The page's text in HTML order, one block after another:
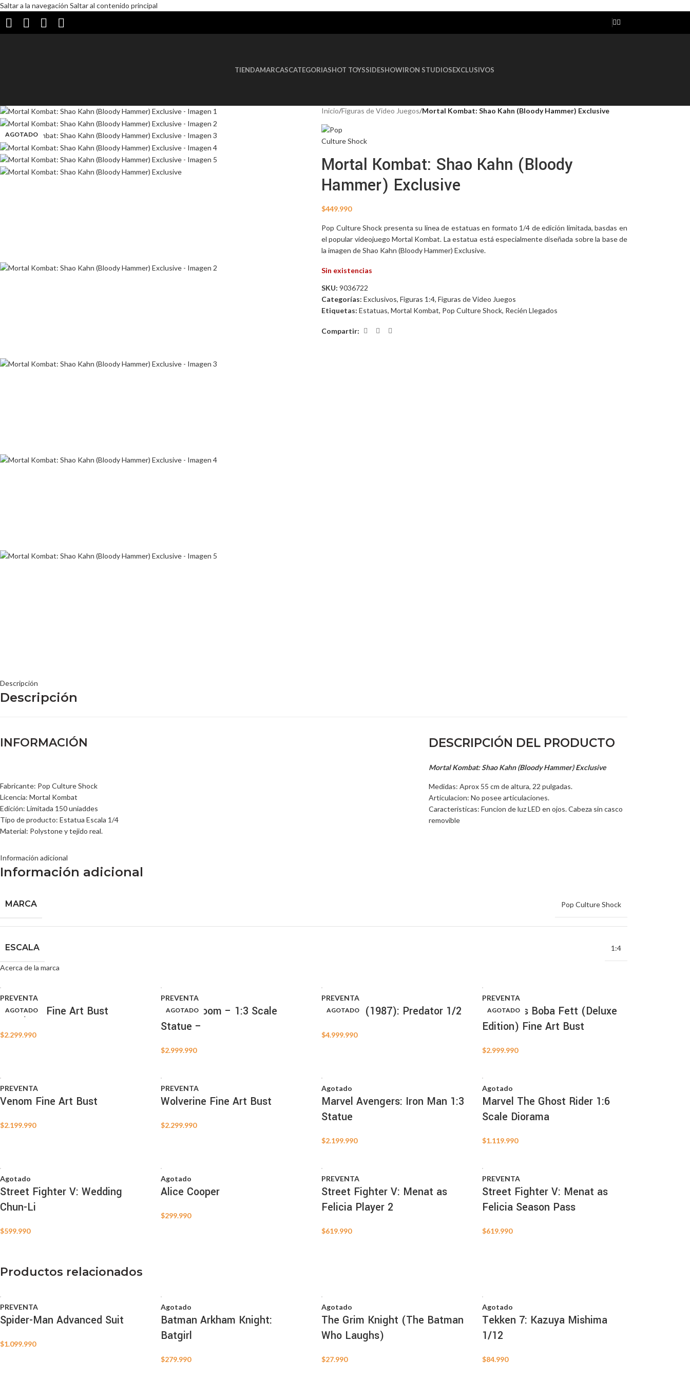
Saltar a la navegación Saltar al contenido principal
TIENDAMARCASCATEGORIASHOT TOYSSIDESHOWIRON STUDIOSEXCLUSIVOS
AGOTADO
Inicio/Figuras de Video Juegos/Mortal Kombat: Shao Kahn (Bloody Hammer) Exclusive
Mortal Kombat: Shao Kahn (Bloody
Hammer) Exclusive
$449.990
Pop Culture Shock presenta su linea de estatuas en formato 1/4 de edición limitada, basdas en
el popular videojuego Mortal Kombat. La estatua está especialmente diseñada sobre la base de
la imagen de Shao Kahn (Bloody Hammer) Exclusive.
Sin existencias
SKU: 9036722
Categorías: Exclusivos, Figuras 1:4, Figuras de Video Juegos
Etiquetas: Estatuas, Mortal Kombat, Pop Culture Shock, Recién Llegados
Compartir:
Descripción
Descripción
INFORMACIÓN
Fabricante: Pop Culture Shock
Licencia: Mortal Kombat
Edición: Limitada 150 uniaddes
Tipo de producto: Estatua Escala 1/4
Material: Polystone y tejido real.
DESCRIPCIÓN DEL PRODUCTO
Mortal Kombat: Shao Kahn (Bloody Hammer) Exclusive
Medidas: Aprox 55 cm de altura, 22 pulgadas.
Articulacion: No posee articulaciones.
Caracteristicas: Funcion de luz LED en ojos. Cabeza sin casco
removible
Información adicional
Información adicional
MARCA Pop Culture Shock
ESCALA 1:4
Acerca de la marca
PREVENTA
Deadpool Fine Art Bust
$2.299.990
PREVENTA
Doctor Doom – 1:3 Scale
Statue –
$2.999.990
PREVENTA
Predator (1987): Predator 1/2
$4.999.990
PREVENTA
Star Wars Boba Fett (Deluxe
Edition) Fine Art Bust
$2.999.990
PREVENTA
Venom Fine Art Bust
$2.199.990
PREVENTA
Wolverine Fine Art Bust
$2.299.990
AGOTADO
Agotado
Marvel Avengers: Iron Man 1:3
Statue
$2.199.990
AGOTADO
Agotado
Marvel The Ghost Rider 1:6
Scale Diorama
$1.119.990
AGOTADO
Agotado
Street Fighter V: Wedding
Chun-Li
$599.990
AGOTADO
Agotado
Alice Cooper
$299.990
AGOTADO
PREVENTA
Street Fighter V: Menat as
Felicia Player 2
$619.990
AGOTADO
PREVENTA
Street Fighter V: Menat as
Felicia Season Pass
$619.990
Productos relacionados
PREVENTA
Spider-Man Advanced Suit
$1.099.990
Agotado
Batman Arkham Knight:
Batgirl
$279.990
Agotado
The Grim Knight (The Batman
Who Laughs)
$27.990
Agotado
Tekken 7: Kazuya Mishima
1/12
$84.990